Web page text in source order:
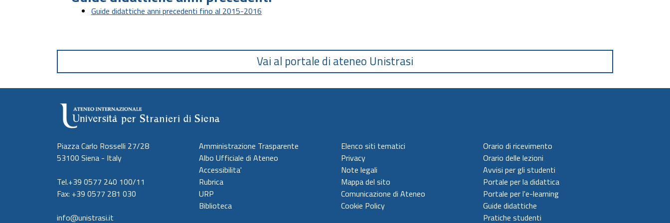
Guide didattiche anni precedenti fino al 2015-2016
Vai al portale di ateneo Unistrasi
Piazza Carlo Rosselli 27/28
53100 Siena - Italy
Tel.+39 0577 240 100/11
Fax: +39 0577 281 030
info@unistrasi.it
Amministrazione Trasparente
Albo Ufficiale di Ateneo
Accessibilita'
Rubrica
URP
Biblioteca
Elenco siti tematici
Privacy
Note legali
Mappa del sito
Comunicazione di Ateneo
Cookie Policy
Orario di ricevimento
Orario delle lezioni
Avvisi per gli studenti
Portale per la didattica
Portale per l'e-learning
Guide didattiche
Pratiche studenti